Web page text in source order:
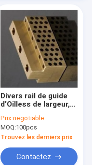
Divers rail de guide
d'Oilless de largeur,
protection
d'incidence de
glissement de haute
précision
Prix:negotiable
MOQ:100pcs
Trouvez les derniers prix
Contactez